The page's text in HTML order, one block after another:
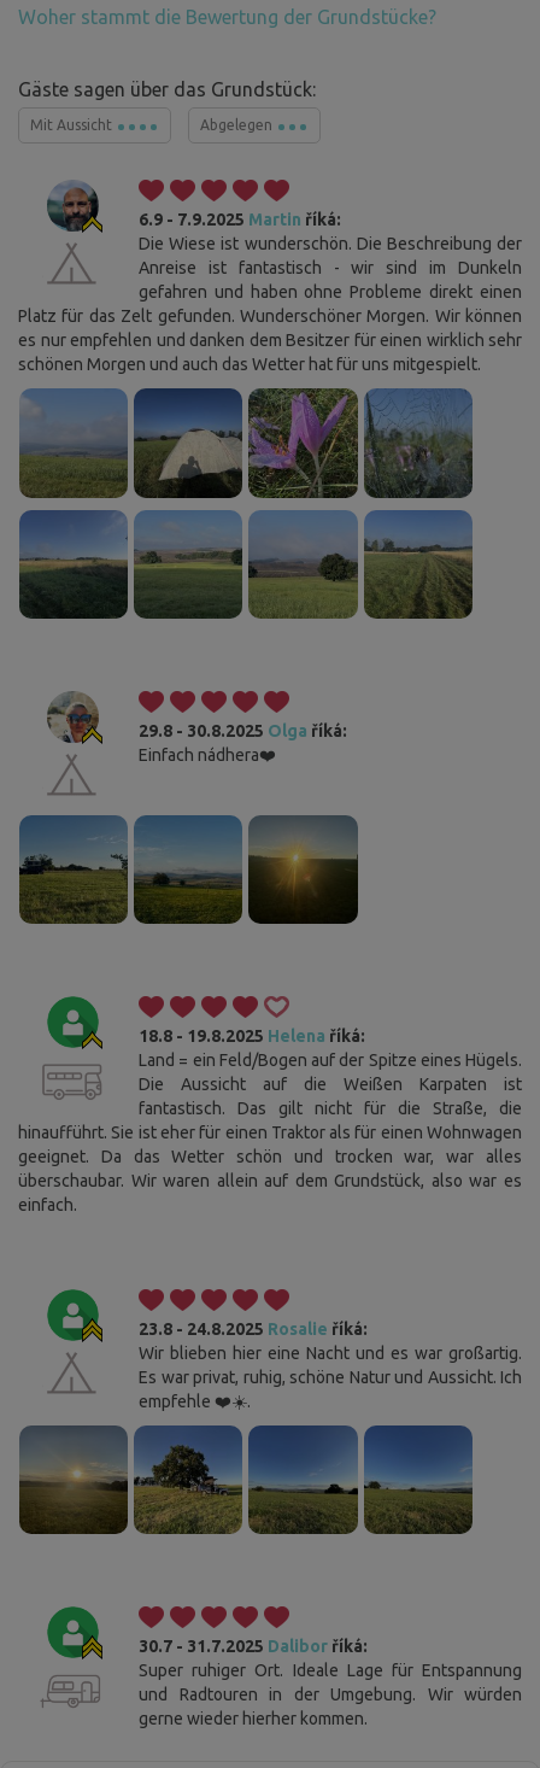
Woher stammt die Bewertung der Grundstücke?
Gäste sagen über das Grundstück:
Mit Aussicht Abgelegen
6.9 - 7.9.2025 Martin říká:
Die Wiese ist wunderschön. Die Beschreibung der
Anreise ist fantastisch - wir sind im Dunkeln
gefahren und haben ohne Probleme direkt einen
Platz für das Zelt gefunden. Wunderschöner Morgen. Wir können
es nur empfehlen und danken dem Besitzer für einen wirklich sehr
schönen Morgen und auch das Wetter hat für uns mitgespielt.
29.8 - 30.8.2025 Olga říká:
Einfach nádhera❤️
18.8 - 19.8.2025 Helena říká:
Land = ein Feld/Bogen auf der Spitze eines Hügels.
Die Aussicht auf die Weißen Karpaten ist
fantastisch. Das gilt nicht für die Straße, die
hinaufführt. Sie ist eher für einen Traktor als für einen Wohnwagen
geeignet. Da das Wetter schön und trocken war, war alles
überschaubar. Wir waren allein auf dem Grundstück, also war es
einfach.
23.8 - 24.8.2025 Rosalie říká:
Wir blieben hier eine Nacht und es war großartig.
Es war privat, ruhig, schöne Natur und Aussicht. Ich
empfehle ❤️☀️.
30.7 - 31.7.2025 Dalibor říká:
Super ruhiger Ort. Ideale Lage für Entspannung
und Radtouren in der Umgebung. Wir würden
gerne wieder hierher kommen.